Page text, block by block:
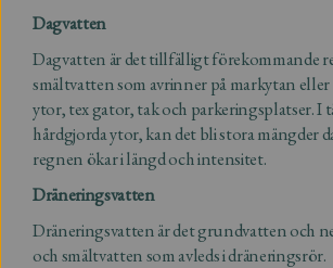
Dagvatten
Dagvatten är det tillfälligt förekommande
smältvatten som avrinner på markytan
ytor, tex gator, tak och parkeringsplatser. I
hårdgjorda ytor, kan det bli stora mängder
regnen ökar i längd och intensitet.
Dräneringsvatten
Dräneringsvatten är det grundvatten och
och smältvatten som avleds i dräneringsrör.